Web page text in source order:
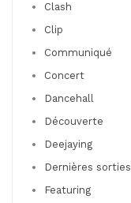
Clash
Clip
Communiqué
Concert
Dancehall
Découverte
Deejaying
Dernières sorties
Featuring